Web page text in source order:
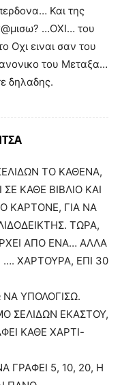
Και της
…ΟΧΙ… του
Οχι ειναι σαν του
του Μεταξα…
δηλαδης.
ΤΟ ΚΑΘΕΝΑ,
ΚΑΘΕ ΒΙΒΛΙΟ ΚΑΙ
ΚΑΡΤΟΝΕ, ΓΙΑ ΝΑ
ΤΩΡΑ,
ΑΠΟ ΕΝΑ… ΑΛΛΑ
…. ΧΑΡΤΟΥΡΑ, ΕΠΙ 30
ΥΠΟΛΟΓΙΣΩ.
ΣΕΛΙΔΩΝ ΕΚΑΣΤΟΥ,
ΚΑΘΕ ΧΑΡΤΙ-
ΓΡΑΦΕΙ 5, 10, 20, Η